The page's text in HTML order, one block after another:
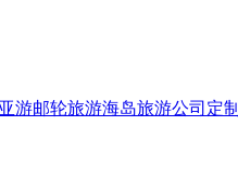
游邮轮旅游海岛旅游公司定制